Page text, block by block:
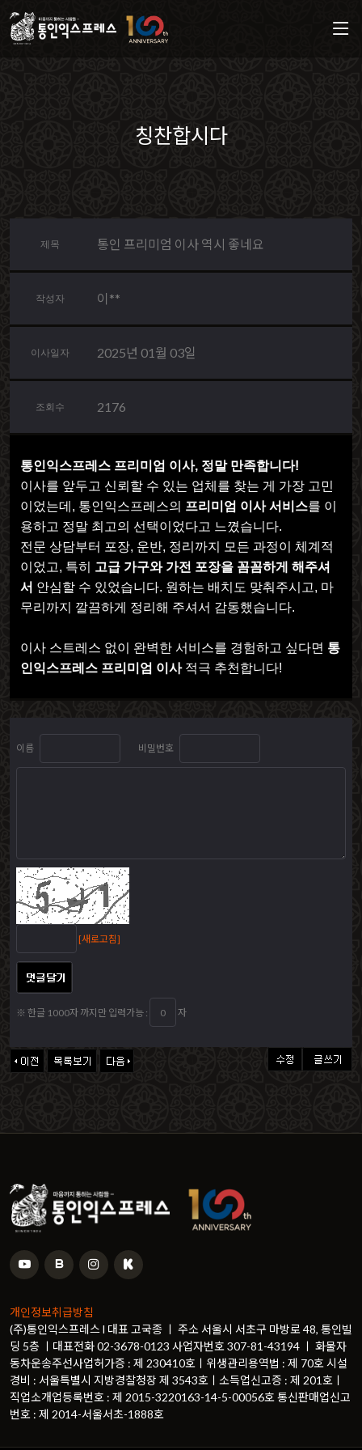
칭찬합시다
제목 통인 프리미엄 이사 역시 좋네요
작성자 이**
이사일자 2025년 01월 03일
조회수 2176
통인익스프레스 프리미엄 이사, 정말 만족합니다!
이사를 앞두고 신뢰할 수 있는 업체를 찾는 게 가장 고민
이었는데, 통인익스프레스의 프리미엄 이사 서비스를 이
용하고 정말 최고의 선택이었다고 느꼈습니다.
전문 상담부터 포장, 운반, 정리까지 모든 과정이 체계적
이었고, 특히 고급 가구와 가전 포장을 꼼꼼하게 해주셔
서 안심할 수 있었습니다. 원하는 배치도 맞춰주시고, 마
무리까지 깔끔하게 정리해 주셔서 감동했습니다.
이사 스트레스 없이 완벽한 서비스를 경험하고 싶다면 통
인익스프레스 프리미엄 이사적극 추천합니다!
이름 비밀번호
[새로고침]
※ 한글 1000자 까지만 입력가능 : 자
개인정보취급방침
(주)통인익스프레스 l 대표 고국종 ㅣ 주소 서울시 서초구 마방로 48, 통인빌
딩 5층 ㅣ대표전화 02-3678-0123 사업자번호 307-81-43194 ㅣ 화물자
동차운송주선사업허가증 : 제 230410호ㅣ위생관리용역법 : 제 70호 시설
경비 : 서울특별시 지방경찰청장 제 3543호ㅣ소득업신고증 : 제 201호ㅣ
직업소개업등록번호 : 제 2015-3220163-14-5-00056호 통신판매업신고
번호 : 제 2014-서울서초-1888호